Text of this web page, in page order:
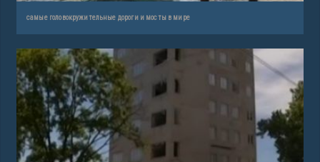
самые головокружительные дороги и мосты в мире